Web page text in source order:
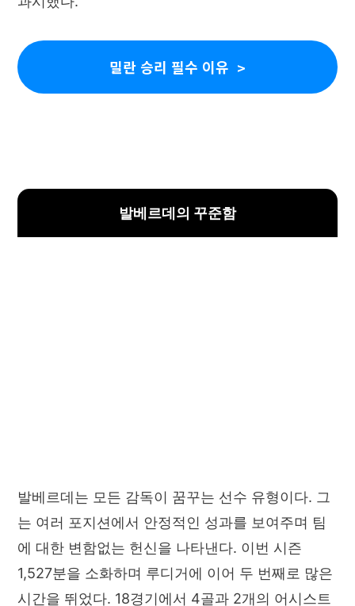
밀란 승리 필수 이유
발베르데의 꾸준함
발베르데는 모든 감독이 꿈꾸는 선수 유형이다. 그
는 여러 포지션에서 안정적인 성과를 보여주며 팀
에 대한 변함없는 헌신을 나타낸다. 이번 시즌
1,527분을 소화하며 루디거에 이어 두 번째로 많은
시간을 뛰었다. 18경기에서 4골과 2개의 어시스트